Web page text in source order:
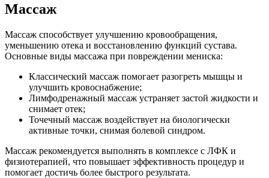
Массаж
Массаж способствует улучшению кровообращения,
уменьшению отека и восстановлению функций сустава.
Основные виды массажа при повреждении мениска:
Классический массаж помогает разогреть мышцы и
улучшить кровоснабжение;
Лимфодренажный массаж устраняет застой жидкости и
снимает отек;
Точечный массаж воздействует на биологически
активные точки, снимая болевой синдром.
Массаж рекомендуется выполнять в комплексе с ЛФК и
физиотерапией, что повышает эффективность процедур и
помогает достичь более быстрого результата.